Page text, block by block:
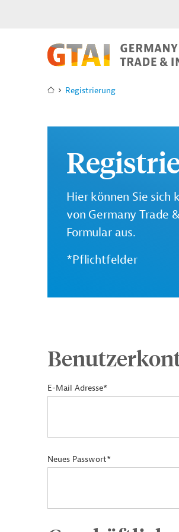
Registrierung
Hier können Sie sich
von Germany Trade
Formular aus.
*Pflichtfelder
E-Mail Adresse*
Neues Passwort*